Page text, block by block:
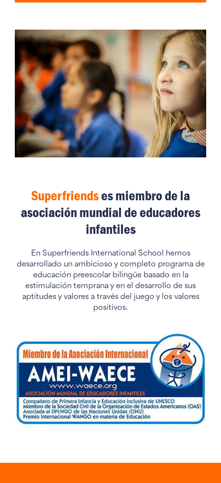
Superfriendses miembro de la
asociación mundial de educadores
infantiles
En Superfriends International School hemos
desarrollado un ambicioso y completo programa de
educación preescolar bilingüe basado en la
estimulación temprana y en el desarrollo de sus
aptitudes y valores a través del juego y los valores
positivos.